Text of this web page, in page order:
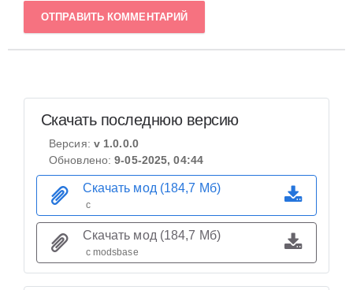
ОТПРАВИТЬ КОММЕНТАРИЙ
Скачать последнюю версию
Версия: v 1.0.0.0
Обновлено:9-05-2025, 04:44
Скачать мод (184,7 Мб)
с
Скачать мод (184,7 Мб)
с modsbase